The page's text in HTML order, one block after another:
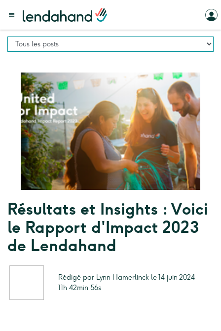
Résultats et Insights : Voici
le Rapport d'Impact 2023
de Lendahand
Rédigé par Lynn Hamerlinck le 14 juin 2024
11h 42min 56s